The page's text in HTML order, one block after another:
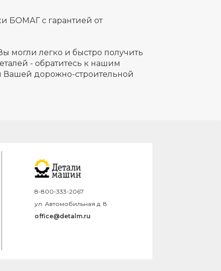
БОМАГ с гарантией от
могли легко и быстро получить
- обратитесь к нашим
Вашей дорожно-строительной
8-800-333-2067
ул. Автомобильная д. 8
office@detalm.ru